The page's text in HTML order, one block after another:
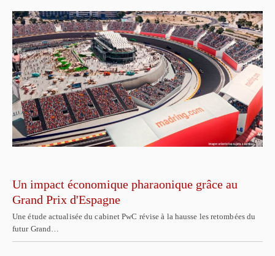
Un impact économique pharaonique grâce au
Grand Prix d'Espagne
Une étude actualisée du cabinet PwC révise à la hausse les retombées du
futur Grand…